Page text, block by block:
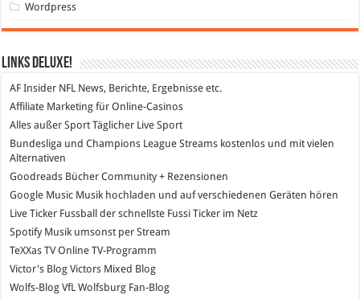
Wordpress
Links DeLuXe!
AF Insider NFL News, Berichte, Ergebnisse etc.
Affiliate Marketing für Online-Casinos
Alles außer SportTäglicher Live Sport
Bundesliga und Champions League Streams kostenlos und mit vielen
Alternativen
Goodreads Bücher Community + Rezensionen
Google Music Musik hochladen und auf verschiedenen Geräten hören
Live Ticker Fussball
der schnellste Fussi Ticker im Netz
SpotifyMusik umsonst per Stream
TeXXas TVOnline TV-Programm
Victor's Blog Victors Mixed Blog
Wolfs-Blog VfL Wolfsburg Fan-Blog